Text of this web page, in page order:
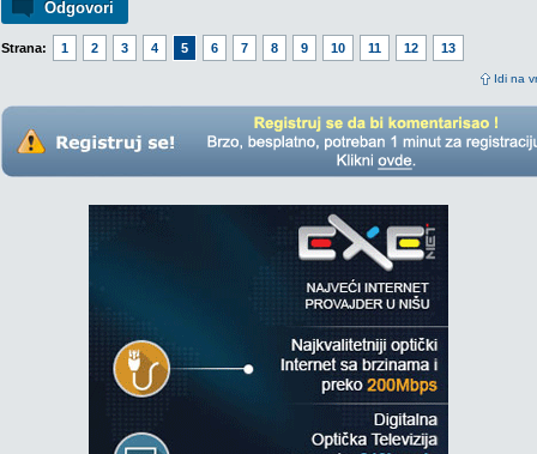
Odgovori
Strana: 1 2 3 4 5 6 7 8 9 10 11 12 13
Idi na